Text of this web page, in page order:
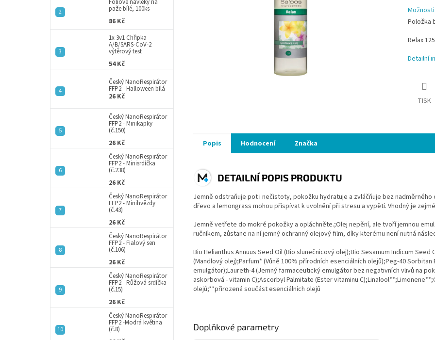
paže bílé, 100ks
86 Kč
1x 3v1 Chřipka
A/B/SARS-CoV-2
výtěrový test
54 Kč
Český NanoRespirátor
FFP2 - Halloween bílá
26 Kč
Český NanoRespirátor
FFP2 - Minikapky
(č.150)
26 Kč
Český NanoRespirátor
FFP2 - Minisrdíčka
(č.238)
26 Kč
Český NanoRespirátor
FFP2 - Minihvězdy
(č.43)
26 Kč
Český NanoRespirátor
FFP2 - Fialový sen
(č.106)
26 Kč
Český NanoRespirátor
FFP2 - Růžová srdíčka
(č.15)
26 Kč
Český NanoRespirátor
FFP2 -Modrá květina
(č.8)
Položka
Relax
Detailní
TISK
Popis Hodnocení Značka
DETAILNÍ POPIS PRODUKTU
Jemně odstraňuje pot i nečistoty, pokožku hydratuje a zvláčňuje bez
dřevo a lemongrass mohou přispívat k uvolnění při stresu a vypětí. Vhodný je
Jemně vetřete do mokré pokožky a opláchněte.;Olej nepění, ale tvoří jemnou
ručníkem, zůstane na ní jemný ochranný olejový film, díky kterému není nutná
Bio Helianthus Annuus Seed Oil (Bio slunečnicový olej);Bio Sesamum Indicum
(Mandlový olej);Parfum* (Vůně 100% přírodních esenciálních olejů);Peg-40
emulgátor);Laureth-4 (Jemný farmaceutický emulgátor bez negativních vlivů na
askorbová - vitamin C);Ascorbyl Palmitate (Ester vitaminu
olejů;**přirozená součást esenciálních olejů
Doplňkové parametry